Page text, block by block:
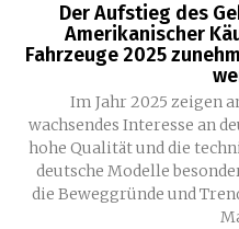
Der Aufstieg des
Amerikanischer
Fahrzeuge 2025
Im Jahr 2025 zeigen
wachsendes Interesse an
hohe Qualität und die
deutsche Modelle
die Beweggründe und